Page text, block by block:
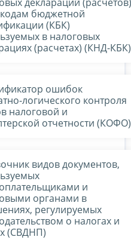
бюджетной
(КБК)
в налоговых
(расчетах) (КНД-КБК)
ошибок
логического контроля
налоговой и
отчетности (КОФО)
видов документов,
и
органами в
регулируемых
о налогах и
(СВДНП)